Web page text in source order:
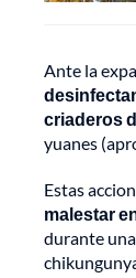
Ante la
criaderos
yuanes
Estas
malestar
durante